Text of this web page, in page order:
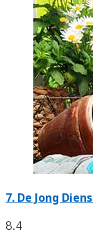
7. De Jong
8.4